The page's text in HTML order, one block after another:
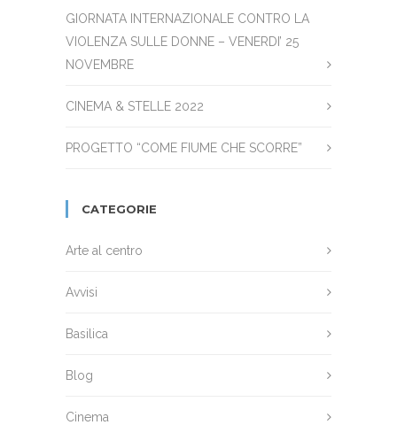
GIORNATA INTERNAZIONALE CONTRO LA
VIOLENZA SULLE DONNE – VENERDI’ 25
NOVEMBRE
CINEMA & STELLE 2022
PROGETTO “COME FIUME CHE SCORRE”
CATEGORIE
Arte al centro
Avvisi
Basilica
Blog
Cinema